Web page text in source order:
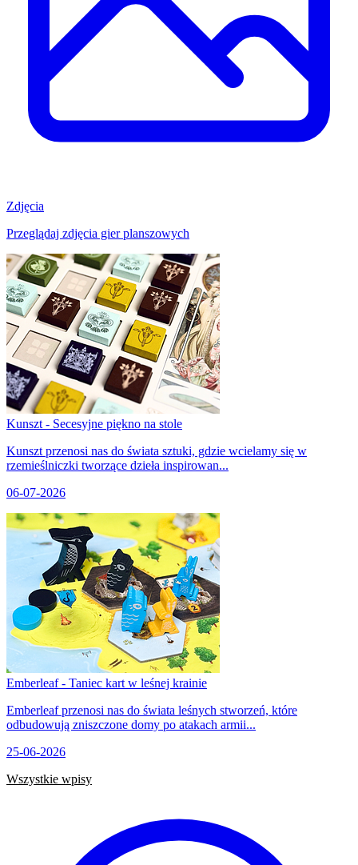
Zdjęcia
Przeglądaj zdjęcia gier planszowych
Kunszt - Secesyjne piękno na stole
Kunszt przenosi nas do świata sztuki, gdzie wcielamy się w
rzemieślniczki tworzące dzieła inspirowan...
06-07-2026
Emberleaf - Taniec kart w leśnej krainie
Emberleaf przenosi nas do świata leśnych stworzeń, które
odbudowują zniszczone domy po atakach armii...
25-06-2026
Wszystkie wpisy